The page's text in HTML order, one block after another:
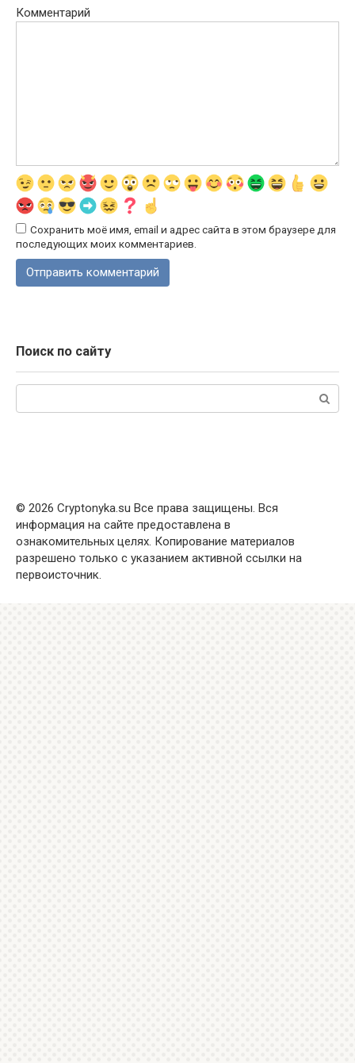
Комментарий
Сохранить моё имя, email и адрес сайта в этом браузере для
последующих моих комментариев.
Поиск по сайту
© 2026 Cryptonyka.su Все права защищены. Вся
информация на сайте предоставлена в
ознакомительных целях. Копирование материалов
разрешено только с указанием активной ссылки на
первоисточник.